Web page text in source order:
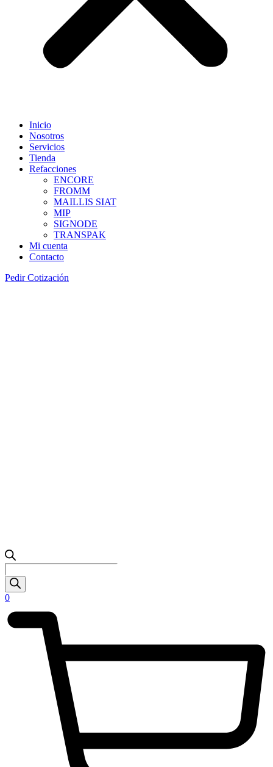
Inicio
Nosotros
Servicios
Tienda
Refacciones
ENCORE
FROMM
MAILLIS SIAT
MIP
SIGNODE
TRANSPAK
Mi cuenta
Contacto
Pedir Cotización
Products
search
0